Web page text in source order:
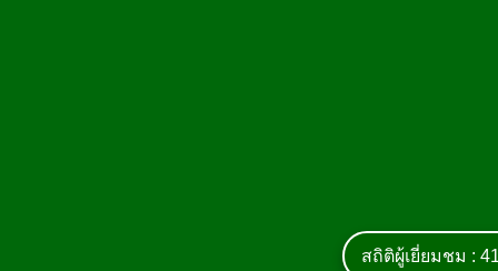
สถิติผู้เยี่ยมชม :